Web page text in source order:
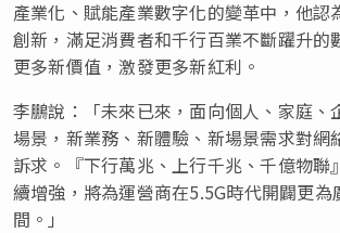
產業化、賦能產業數字化的變革中，他認
創新，滿足消費者和千行百業不斷躍升的
更多新價值，激發更多新紅利。
李鵬說：
「未來已來，面向個人、家庭、
場景，新業務、新體驗、新場景需求對網
訴求。
『下行萬兆、上行千兆、千億物聯』
續增強，將為運營商在5.5G時代開闢更為
間。 」